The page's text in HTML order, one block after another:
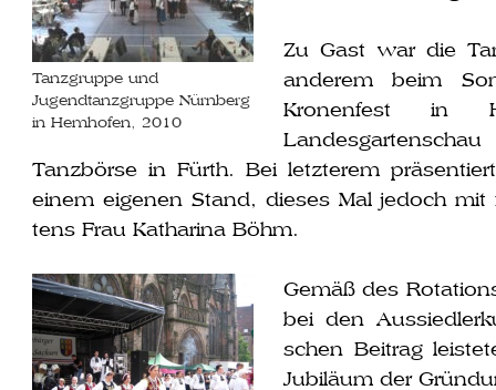
Tanzgruppe und
Jugendtanzgruppe Nürnberg
in Hemhofen, 2010
Zu Gast war die
ande­rem beim
Kronenfest in
Tanzbörse in Fürth. Bei letz­te­rem
einem eige­nen Stand, die­ses Mal jedoch
tens Frau Katharina Böhm.
Gemäß des
bei den
schen Beitrag
Jubiläum der